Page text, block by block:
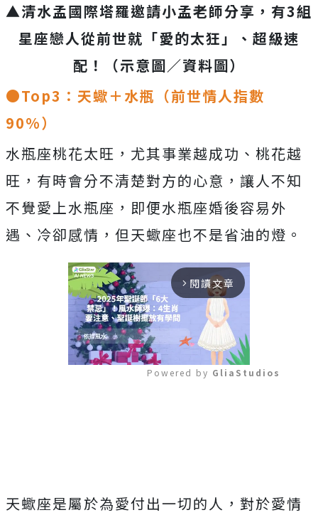
▲清水孟國際塔羅邀請小孟老師分享，有3組
星座戀人從前世就「愛的太狂」、超級速
配！（示意圖／資料圖）
●Top3：天蠍＋水瓶（前世情人指數
90%）
水瓶座桃花太旺，尤其事業越成功、桃花越
旺，有時會分不清楚對方的心意，讓人不知
不覺愛上水瓶座，即便水瓶座婚後容易外
遇、冷卻感情，但天蠍座也不是省油的燈。
arrow_forward_ios 閱讀文章
Powered by GliaStudios
天蠍座是屬於為愛付出一切的人，對於愛情